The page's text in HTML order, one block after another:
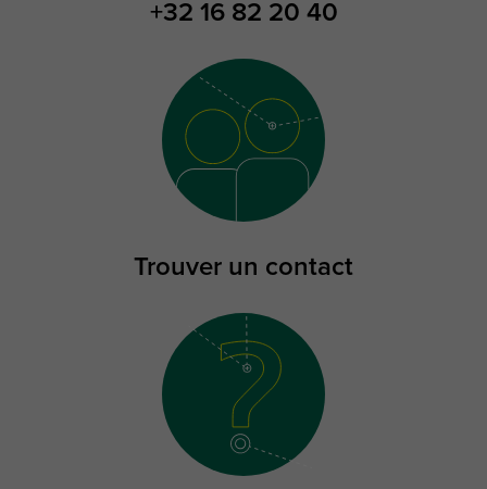
+32 16 82 20 40
Trouver un contact